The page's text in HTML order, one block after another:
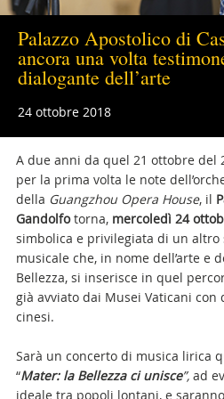
Palazzo Apostolico di
ancora una volta
dialogante dell’arte
24 ottobre 2018
A due anni da quel 21 ottobre del
per la prima volta le note
della Guangzhou Opera House, il
Gandolfotorna, mercoledì 24
simbolica e privilegiata di un altro
musicale che, in nome dell’arte e
Bellezza, si inserisce in quel
già avviato dai Musei Vaticani
cinesi.
Sarà un concerto di musica lirica
“Mater: la Bellezza ci unisce”,ad
ideale tra popoli lontani, e